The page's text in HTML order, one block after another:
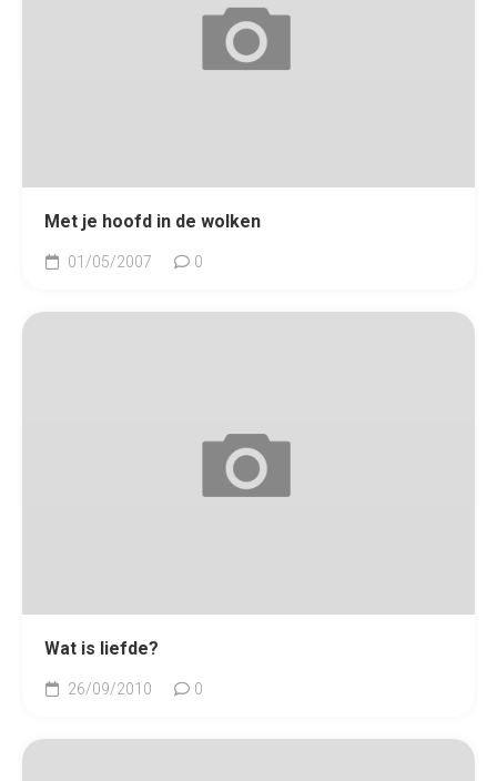
Met je hoofd in de wolken
01/05/2007 0
Wat is liefde?
26/09/2010 0